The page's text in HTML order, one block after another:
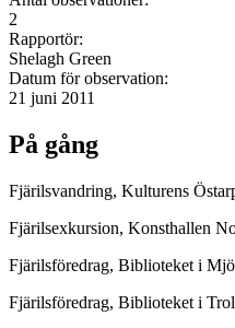
2
Rapportör:
Shelagh Green
Datum för observation:
21 juni 2011
På gång
Fjärilsvandring, Kulturens
Fjärilsexkursion, Konsthallen
Fjärilsföredrag, Biblioteket i
Fjärilsföredrag, Biblioteket i